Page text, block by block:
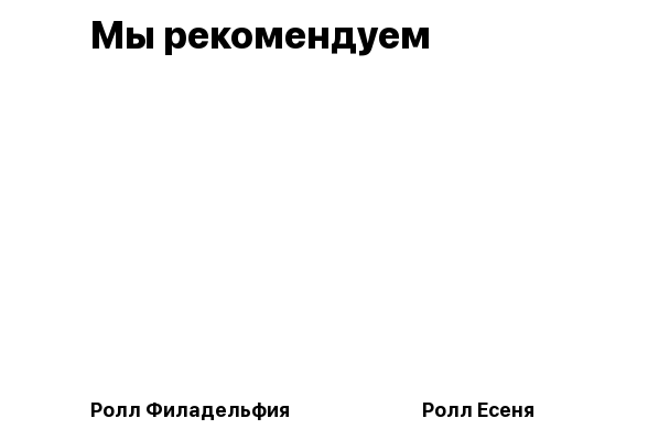
Мы рекомендуем
Ролл Филадельфия Ролл Есеня